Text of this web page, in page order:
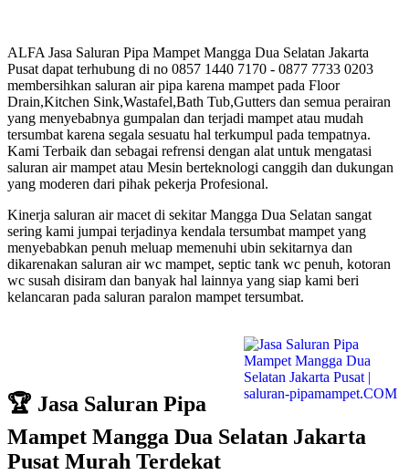
ALFA Jasa Saluran Pipa Mampet Mangga Dua Selatan Jakarta
Pusat dapat terhubung di no 0857 1440 7170 - 0877 7733 0203
membersihkan saluran air pipa karena mampet pada Floor
Drain,Kitchen Sink,Wastafel,Bath Tub,Gutters dan semua perairan
yang menyebabnya gumpalan dan terjadi mampet atau mudah
tersumbat karena segala sesuatu hal terkumpul pada tempatnya.
Kami Terbaik dan sebagai refrensi dengan alat untuk mengatasi
saluran air mampet atau Mesin berteknologi canggih dan dukungan
yang moderen dari pihak pekerja Profesional.
Kinerja saluran air macet di sekitar Mangga Dua Selatan sangat
sering kami jumpai terjadinya kendala tersumbat mampet yang
menyebabkan penuh meluap memenuhi ubin sekitarnya dan
dikarenakan saluran air wc mampet, septic tank wc penuh, kotoran
wc susah disiram dan banyak hal lainnya yang siap kami beri
kelancaran pada saluran paralon mampet tersumbat.
🏆 Jasa Saluran Pipa
Mampet Mangga Dua Selatan Jakarta
Pusat Murah Terdekat